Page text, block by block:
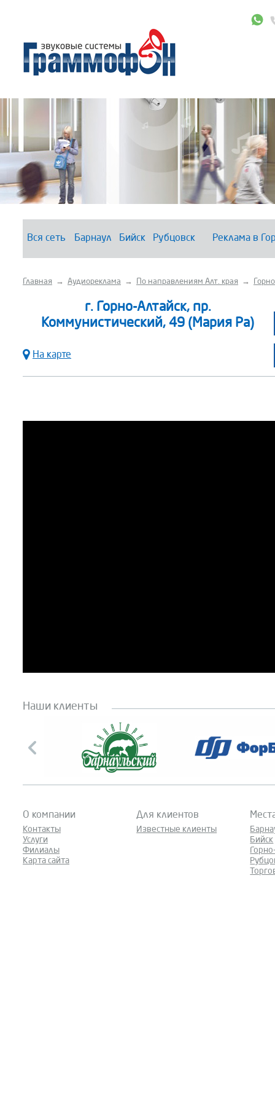
Вся сеть Барнаул Бийск Рубцовск Реклама в
Главная → Аудиореклама → По направлениям Алт. края →
г. Горно-Алтайск, пр.
Коммунистический, 49 (Мария Ра)
На карте
Наши клиенты
О компании
Контакты
Услуги
Филиалы
Карта сайта
Для клиентов
Известные клиенты
Бийск